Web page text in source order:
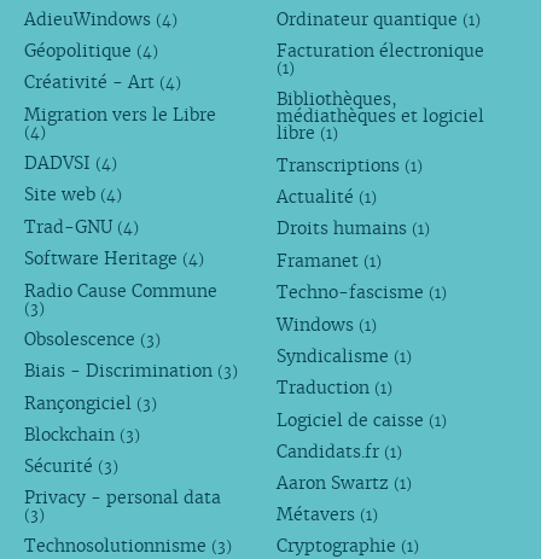
AdieuWindows (4)
Géopolitique (4)
Créativité - Art (4)
Migration vers le Libre
(4)
DADVSI (4)
Site web (4)
Trad-GNU (4)
Software Heritage (4)
Radio Cause Commune
(3)
Obsolescence (3)
Biais - Discrimination (3)
Rançongiciel (3)
Blockchain (3)
Sécurité (3)
Privacy - personal data
(3)
Technosolutionnisme (3)
Ordinateur quantique (1)
Facturation électronique
(1)
Bibliothèques,
médiathèques et logiciel
libre (1)
Transcriptions (1)
Actualité (1)
Droits humains (1)
Framanet (1)
Techno-fascisme (1)
Windows (1)
Syndicalisme (1)
Traduction (1)
Logiciel de caisse (1)
Candidats.fr (1)
Aaron Swartz (1)
Métavers (1)
Cryptographie (1)